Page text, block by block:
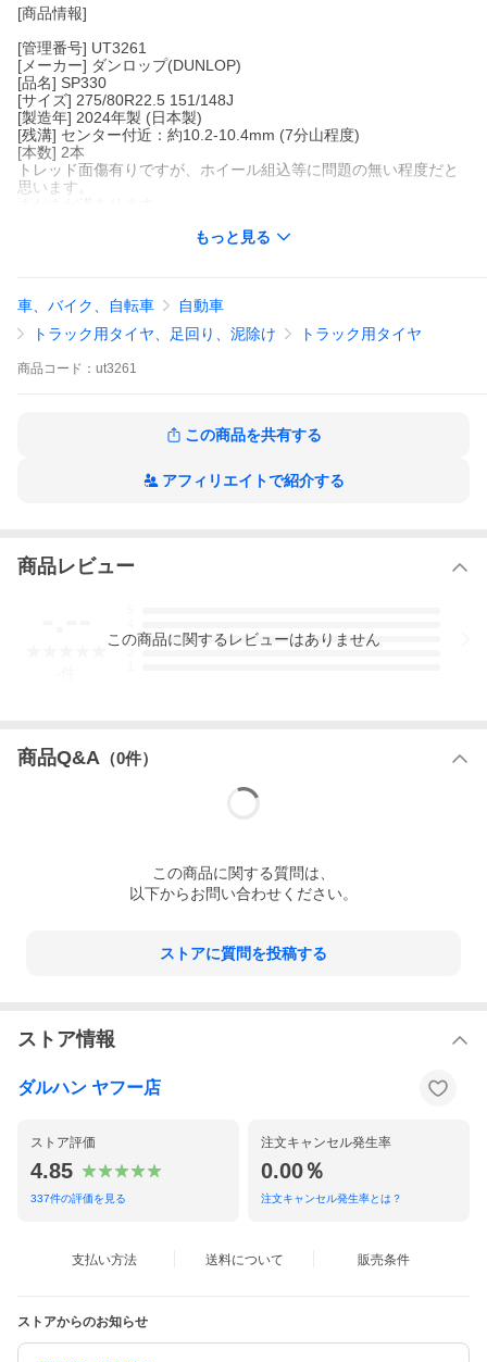
[商品情報]
[管理番号] UT3261
[メーカー] ダンロップ(DUNLOP)
[品名] SP330
[サイズ] 275/80R22.5 151/148J
[製造年] 2024年製 (日本製)
[残溝] センター付近：約10.2-10.4mm (7分山程度)
[本数] 2本
トレッド面傷有りですが、ホイール組込等に問題の無い程度だと
思います。
中古サマータイヤ2本セット価格！
※スマートフォンで閲覧のお客様へ
必ず「商品情報をもっと見る」をご確認のいただき、
購入をご検討いただきますようお願いいたします！
[本数] 2本
※数量「1」で「タイヤ2本」です！
※お急ぎの方は、必ず「営業日カレンダー」を確認の上、ご検討
[お届け方法]
ご注意：個人宅への配送不可（会社様宛のみ）
※西濃運輸（大型商品）については、配達日・時間帯の指定等は
一切できません。
※配送会社のご指定はお受けできませんので、予めご了承くださ
了承ください。
[送料]
もっと見る
車、バイク、自転車
自動車
トラック用タイヤ、足回り、泥除け
トラック用タイヤ
商品 コード： ut3261
この商品を共有する
アフィリエイトで紹介する
商品レビュー
3
この商品に関するレビューはありません
商品Q&A （0件）
この商品に関する質問は、
以下からお問い合わせください。
ストアに質問を投稿する
ストア情報
ダルハン ヤフー店
ストア評価
4.85
337件の評価を見る
注文キャンセル発生率
0.00％
注文キャンセル発生率とは？
支払い方法 送料について 販売条件
ストアからのお知らせ